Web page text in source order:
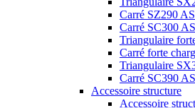
Carré SZ290
Carré SC300
Triangulaire
Carré forte
Triangulaire
Carré SC390
Accessoire structure
Accessoire